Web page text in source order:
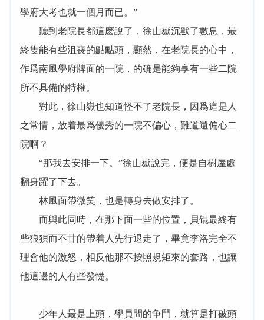
學府大考也就一個月而已。”
聽到老院長都這麽說了，徐山嶽沉默了數息，最
終隻能有些沮喪的點點頭，顯然，在老院長的心中，
作爲南風學府牌面的一院，的确是能夠享有一些二院
所不具備的特權。
對此，徐山嶽也知道怪不了老院長，因爲這是人
之常情，放着最爲優秀的一院不偏心，難道還偏心二
院啊？
“那我去安排一下。”徐山嶽說完，便是自樹屋處
翻身躍了下去。
林風面帶微笑，也是轉身去做安排了。
而與此同時，在那下面一些的位置，貝锟最終有
些狼狽而不甘的帶着人先行退走了，畢竟李洛完全不
理會他的激怒，相反他那不按照規矩來的套路，也讓
他這邊的人有些發憷。
少年人最是上頭，學員間的争鬥，就算是打破頭